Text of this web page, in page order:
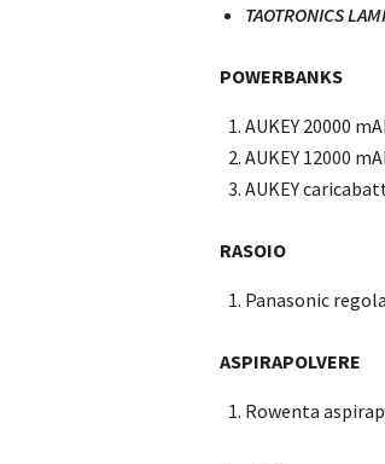
TAOTRONICS
POWERBANKS
AUKEY 20000
AUKEY 12000
AUKEY
RASOIO
Panasonic
ASPIRAPOLVERE
Rowenta